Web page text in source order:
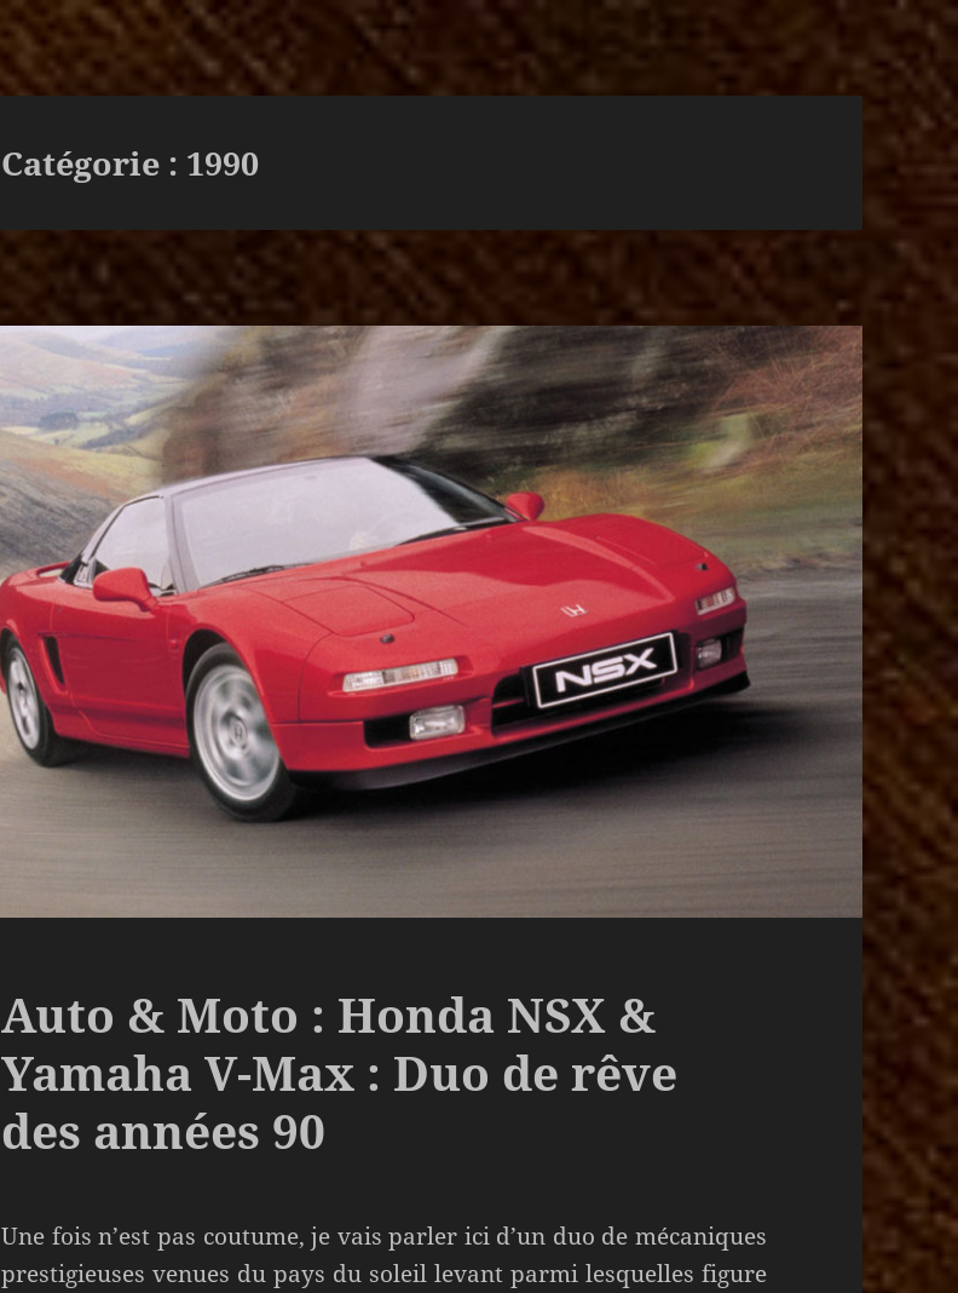
Catégorie : 1990
Auto & Moto : Honda NSX &
Yamaha V-Max : Duo de rêve
des années 90
Une fois n’est pas coutume, je vais parler ici d’un duo de mécaniques
prestigieuses venues du pays du soleil levant parmi lesquelles figure